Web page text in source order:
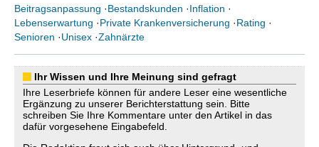
Beitragsanpassung ·Bestandskunden ·Inflation ·
Lebenserwartung ·Private Krankenversicherung ·Rating ·
Senioren ·Unisex ·Zahnärzte
Ihr Wissen und Ihre Meinung sind gefragt
Ihre Leserbriefe können für andere Leser eine wesentliche
Ergänzung zu unserer Berichterstattung sein. Bitte
schreiben Sie Ihre Kommentare unter den Artikel in das
dafür vorgesehene Eingabefeld.